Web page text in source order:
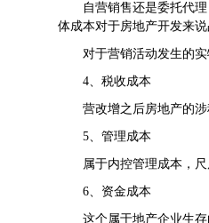
自营销售还是委托代理
体成本对于房地产开发来说
对于营销活动发生的实
4、税收成本
营改增之后房地产的涉
5、管理成本
属于内控管理成本，尺
6、资金成本
这个属于地产企业生存